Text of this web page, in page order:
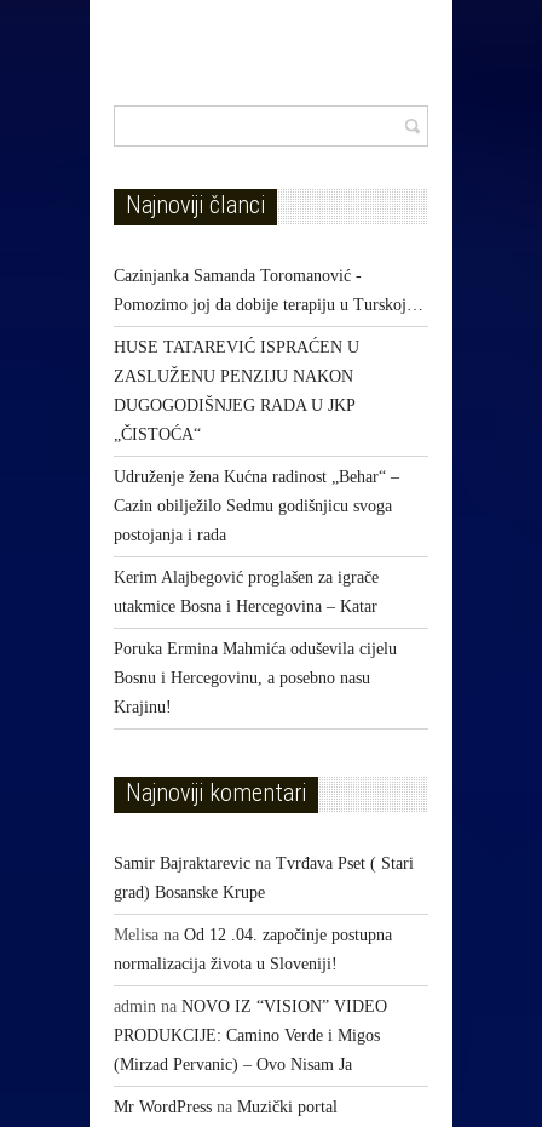
Najnoviji članci
Cazinjanka Samanda Toromanović -
Pomozimo joj da dobije terapiju u Turskoj…
HUSE TATAREVIĆ ISPRAĆEN U
ZASLUŽENU PENZIJU NAKON
DUGOGODIŠNJEG RADA U JKP
„ČISTOĆA“
Udruženje žena Kućna radinost „Behar“ –
Cazin obilježilo Sedmu godišnjicu svoga
postojanja i rada
Kerim Alajbegović proglašen za igrače
utakmice Bosna i Hercegovina – Katar
Poruka Ermina Mahmića oduševila cijelu
Bosnu i Hercegovinu, a posebno nasu
Krajinu!
Najnoviji komentari
Samir Bajraktarevic na Tvrđava Pset ( Stari
grad) Bosanske Krupe
Melisa na Od 12 .04. započinje postupna
normalizacija života u Sloveniji!
admin na NOVO IZ “VISION” VIDEO
PRODUKCIJE: Camino Verde i Migos
(Mirzad Pervanic) – Ovo Nisam Ja
Mr WordPress na Muzički portal